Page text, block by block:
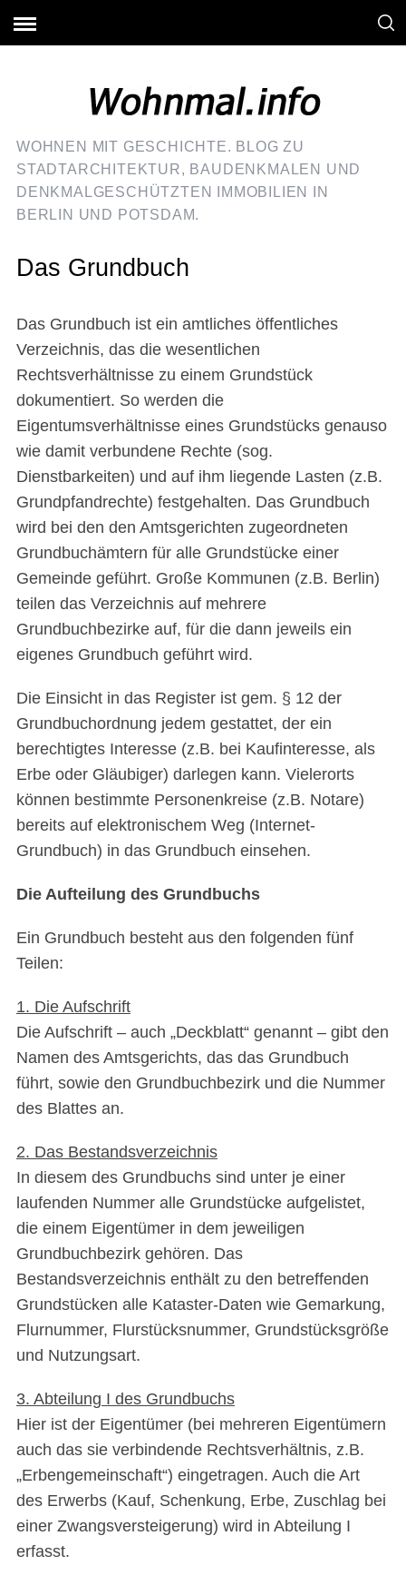
WOHNEN MIT GESCHICHTE. BLOG ZU
STADTARCHITEKTUR, BAUDENKMALEN UND
DENKMALGESCHÜTZTEN IMMOBILIEN IN
BERLIN UND POTSDAM.
Das Grundbuch
Das Grundbuch ist ein amtliches öffentliches
Verzeichnis, das die wesentlichen
Rechtsverhältnisse zu einem Grundstück
dokumentiert. So werden die
Eigentumsverhältnisse eines Grundstücks genauso
wie damit verbundene Rechte (sog.
Dienstbarkeiten) und auf ihm liegende Lasten (z.B.
Grundpfandrechte) festgehalten. Das Grundbuch
wird bei den den Amtsgerichten zugeordneten
Grundbuchämtern für alle Grundstücke einer
Gemeinde geführt. Große Kommunen (z.B. Berlin)
teilen das Verzeichnis auf mehrere
Grundbuchbezirke auf, für die dann jeweils ein
eigenes Grundbuch geführt wird.
Die Einsicht in das Register ist gem. § 12 der
Grundbuchordnung jedem gestattet, der ein
berechtigtes Interesse (z.B. bei Kaufinteresse, als
Erbe oder Gläubiger) darlegen kann. Vielerorts
können bestimmte Personenkreise (z.B. Notare)
bereits auf elektronischem Weg (Internet-
Grundbuch) in das Grundbuch einsehen.
Die Aufteilung des Grundbuchs
Ein Grundbuch besteht aus den folgenden fünf
Teilen:
1. Die Aufschrift
Die Aufschrift – auch „Deckblatt“ genannt – gibt den
Namen des Amtsgerichts, das das Grundbuch
führt, sowie den Grundbuchbezirk und die Nummer
des Blattes an.
2. Das Bestandsverzeichnis
In diesem des Grundbuchs sind unter je einer
laufenden Nummer alle Grundstücke aufgelistet,
die einem Eigentümer in dem jeweiligen
Grundbuchbezirk gehören. Das
Bestandsverzeichnis enthält zu den betreffenden
Grundstücken alle Kataster-Daten wie Gemarkung,
Flurnummer, Flurstücksnummer, Grundstücksgröße
und Nutzungsart.
3. Abteilung I des Grundbuchs
Hier ist der Eigentümer (bei mehreren Eigentümern
auch das sie verbindende Rechtsverhältnis, z.B.
„Erbengemeinschaft“) eingetragen. Auch die Art
des Erwerbs (Kauf, Schenkung, Erbe, Zuschlag bei
einer Zwangsversteigerung) wird in Abteilung I
erfasst.